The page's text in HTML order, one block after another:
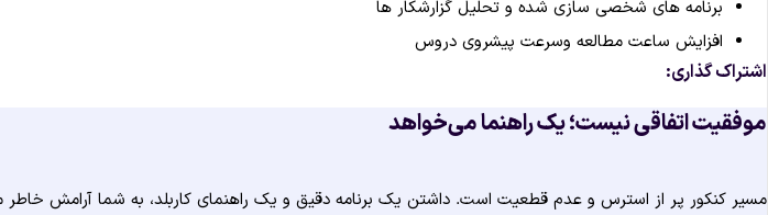
برنامه های شخصی سازی شده و تحلیل گزارشکار ها
افزایش ساعت مطالعه وسرعت پیشروی دروس
اشتراک گذاری:
موفقیت اتفاقی نیست؛ یک راهنما می‌خواهد
مسیر کنکور پر از استرس و عدم قطعیت است. داشتن یک برنامه دقیق و یک راهنمای کاربلد، به شما آرامش